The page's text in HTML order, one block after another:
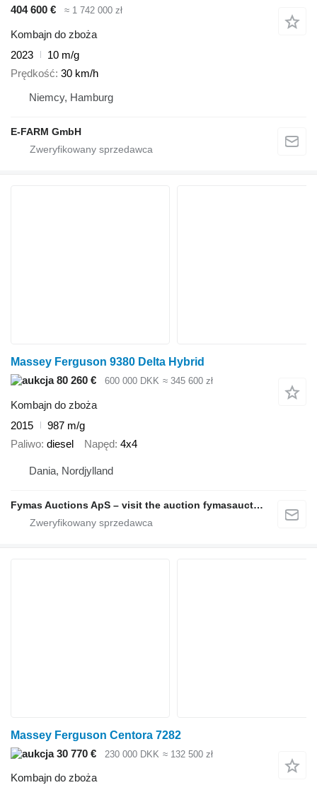
404 600 €
≈ 1 742 000 zł
Kombajn do zboża
2023
10 m/g
Prędkość 30 km/h
Niemcy, Hamburg
E-FARM GmbH
Massey Ferguson 9380 Delta Hybrid
80 260 €
600 000 DKK ≈ 345 600 zł
Kombajn do zboża
2015
987 m/g
Paliwo diesel Napęd 4x4
Dania, Nordjylland
Fymas Auctions ApS – visit the auction fymasauctions.dk
Massey Ferguson Centora 7282
30 770 €
230 000 DKK ≈ 132 500 zł
Kombajn do zboża